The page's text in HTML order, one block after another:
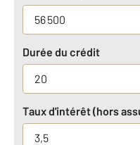
Durée du crédit
Taux d'intérêt (hors